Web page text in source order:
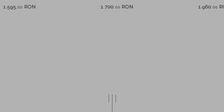
1.595 00 RON
1.700 00 RON
1.960 00